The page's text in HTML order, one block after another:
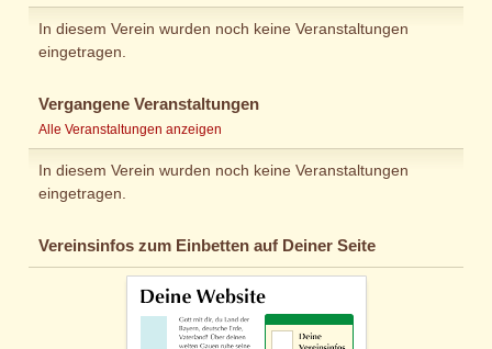
In diesem Verein wurden noch keine Veranstaltungen
eingetragen.
Vergangene Veranstaltungen
Alle Veranstaltungen anzeigen
In diesem Verein wurden noch keine Veranstaltungen
eingetragen.
Vereinsinfos zum Einbetten auf Deiner Seite